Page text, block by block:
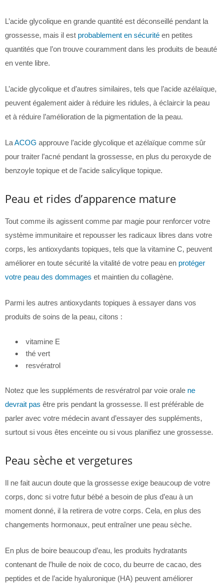
L’acide glycolique en grande quantité est déconseillé pendant la
grossesse, mais il est probablement en sécurité en petites
quantités que l’on trouve couramment dans les produits de beauté
en vente libre.
L’acide glycolique et d’autres similaires, tels que l’acide azélaïque,
peuvent également aider à réduire les ridules, à éclaircir la peau
et à réduire l’amélioration de la pigmentation de la peau.
LaACOG approuve l’acide glycolique et azélaïque comme sûr
pour traiter l’acné pendant la grossesse, en plus du peroxyde de
benzoyle topique et de l’acide salicylique topique.
Peau et rides d’apparence mature
Tout comme ils agissent comme par magie pour renforcer votre
système immunitaire et repousser les radicaux libres dans votre
corps, les antioxydants topiques, tels que la vitamine C, peuvent
améliorer en toute sécurité la vitalité de votre peau en protéger
votre peau des dommages et maintien du collagène.
Parmi les autres antioxydants topiques à essayer dans vos
produits de soins de la peau, citons :
vitamine E
thé vert
resvératrol
Notez que les suppléments de resvératrol par voie orale ne
devrait pas être pris pendant la grossesse. Il est préférable de
parler avec votre médecin avant d’essayer des suppléments,
surtout si vous êtes enceinte ou si vous planifiez une grossesse.
Peau sèche et vergetures
Il ne fait aucun doute que la grossesse exige beaucoup de votre
corps, donc si votre futur bébé a besoin de plus d’eau à un
moment donné, il la retirera de votre corps. Cela, en plus des
changements hormonaux, peut entraîner une peau sèche.
En plus de boire beaucoup d’eau, les produits hydratants
contenant de l’huile de noix de coco, du beurre de cacao, des
peptides et de l’acide hyaluronique (HA) peuvent améliorer